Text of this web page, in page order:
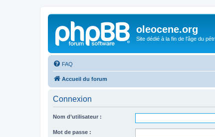
oleocene.org
Site dédié à la fin de l'âge du
FAQ
Accueil du forum
Connexion
Nom d’utilisateur :
Mot de passe :